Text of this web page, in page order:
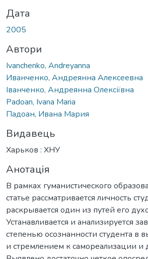
Дата
2005
Автори
Ivanchenko, Andreyanna
Иванченко, Андреянна Алексеевна
Іванченко, Андреянна Олексіївна
Padoan, Ivana Maria
Падоан, Ивана Мария
Видавець
Харьков : ХНУ
Анотація
В рамках гуманистического
статье рассматривается личность
раскрывается один из путей его
Устанавливается и анализируется
степенью осознанности студента в
и стремлением к самореализации и